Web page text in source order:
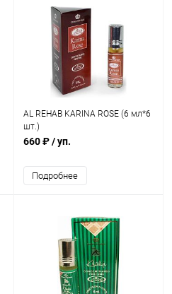
AL REHAB KARINA ROSE (6 мл*6
шт.)
660 ₽/ уп.
Подробнее